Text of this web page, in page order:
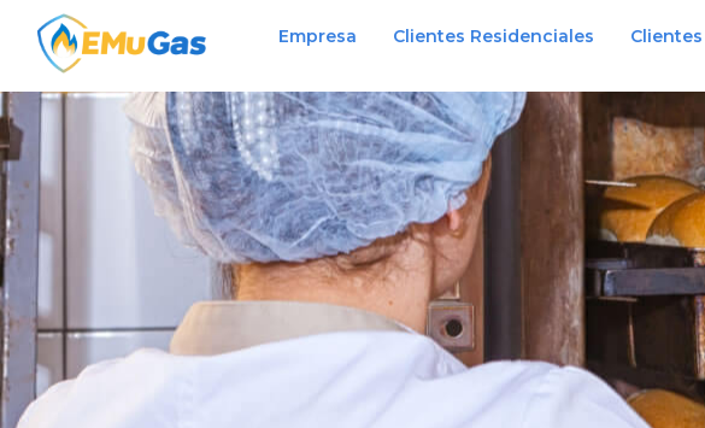
Empresa Clientes Residenciales